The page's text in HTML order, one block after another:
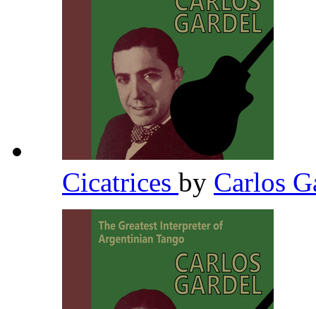
Cicatrices by Carlos